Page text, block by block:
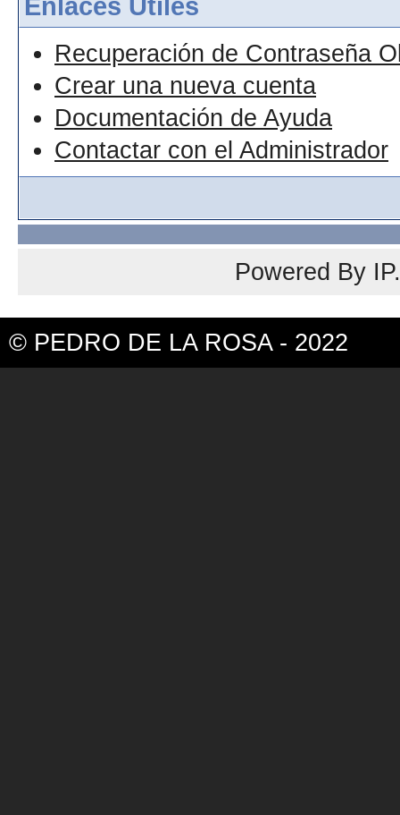
Recuperación de Contraseña
Crear una nueva cuenta
Documentación de Ayuda
Contactar con el Administrador
Powered By
© PEDRO DE LA ROSA - 2022